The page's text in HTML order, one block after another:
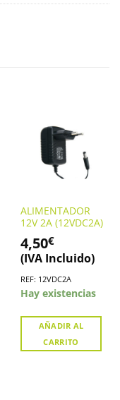
ALIMENTADOR
12V 2A (12VDC2A)
4,50€
(IVA Incluido)
REF: 12VDC2A
Hay existencias
AÑADIR AL
CARRITO